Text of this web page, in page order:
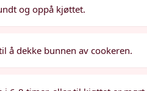
og oppå kjøttet.
å dekke bunnen av cookeren.